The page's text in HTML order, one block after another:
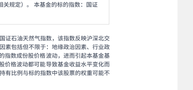
关规定）。 本基金的标的指数：国证
证石油天然气指数，该指数反映沪深北交
素包括但不限于：地缘政治因素、行业政
指数成份股价格波动，进而引起本基金基
价格波动都可能导致基金收益水平变化而
有比例与标的指数中该股票的权重可能不